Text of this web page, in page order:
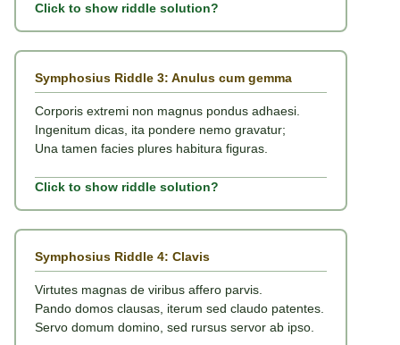
Click to show riddle solution?
Symphosius Riddle 3: Anulus cum gemma
Corporis extremi non magnus pondus adhaesi.
Ingenitum dicas, ita pondere nemo gravatur;
Una tamen facies plures habitura figuras.
Click to show riddle solution?
Symphosius Riddle 4: Clavis
Virtutes magnas de viribus affero parvis.
Pando domos clausas, iterum sed claudo patentes.
Servo domum domino, sed rursus servor ab ipso.